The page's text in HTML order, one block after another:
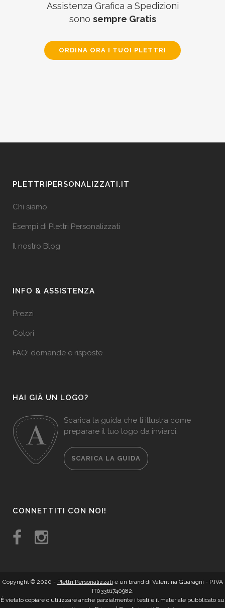
Assistenza Grafica a Spedizioni
sono sempre Gratis
ORDINA ORA I TUOI PLETTRI
PLETTRIPERSONALIZZATI.IT
Chi siamo
Esempi di Plettri Personalizzati
Il nostro Blog
INFO & ASSISTENZA
Prezzi
Colori
FAQ: domande e risposte
HAI GIÀ UN LOGO?
Scarica la guida che ti illustra come
preparare il tuo logo da inviarci.
SCARICA LA GUIDA
CONNETTITI CON NOI!
Copyright © 2020 - Plettri Personalizzati è un brand di Valentina Guaragni - P.IVA
IT03361740982.
È vietato copiare o utilizzare anche parzialmente i testi e il materiale pubblicato su